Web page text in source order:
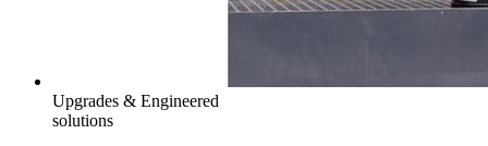
Upgrades & Engineered
solutions